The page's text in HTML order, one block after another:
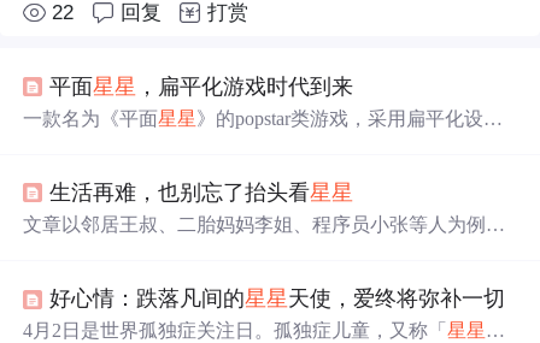
22 回复 打赏
平面星星 ，扁平化游戏时代到来
一款名为《平面星星》的popstar类游戏，采用扁平化设
设计和游戏音效，使其成为移动游戏的新亮点。
生活再难，也别忘了抬头看星星
文章以邻居王叔、二胎妈妈李姐、程序员小张等人为例，
立收集册、短暂抽离放松、构建行动清单三个寻找希望的
方法，鼓励怀揣希望跨越困境。
好心情：跌落凡间的星星天使，爱终将弥补一切
4月2日是世界孤独症关注日。孤独症儿童，又称「星星 的